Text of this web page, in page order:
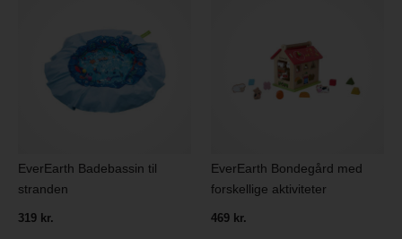
EverEarth Badebassin til
stranden
319 kr.
EverEarth Bondegård med
forskellige aktiviteter
469 kr.